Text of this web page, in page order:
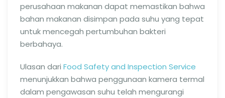
perusahaan makanan dapat memastikan bahwa
bahan makanan disimpan pada suhu yang tepat
untuk mencegah pertumbuhan bakteri
berbahaya.
Ulasan dari Food Safety and Inspection Service
menunjukkan bahwa penggunaan kamera termal
dalam pengawasan suhu telah mengurangi